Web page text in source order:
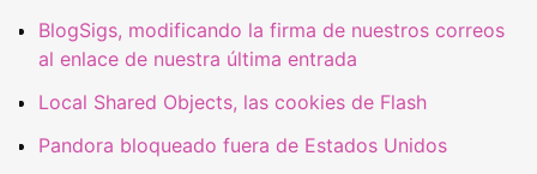
BlogSigs, modificando la firma de nuestros correos
al enlace de nuestra última entrada
Local Shared Objects, las cookies de Flash
Pandora bloqueado fuera de Estados Unidos